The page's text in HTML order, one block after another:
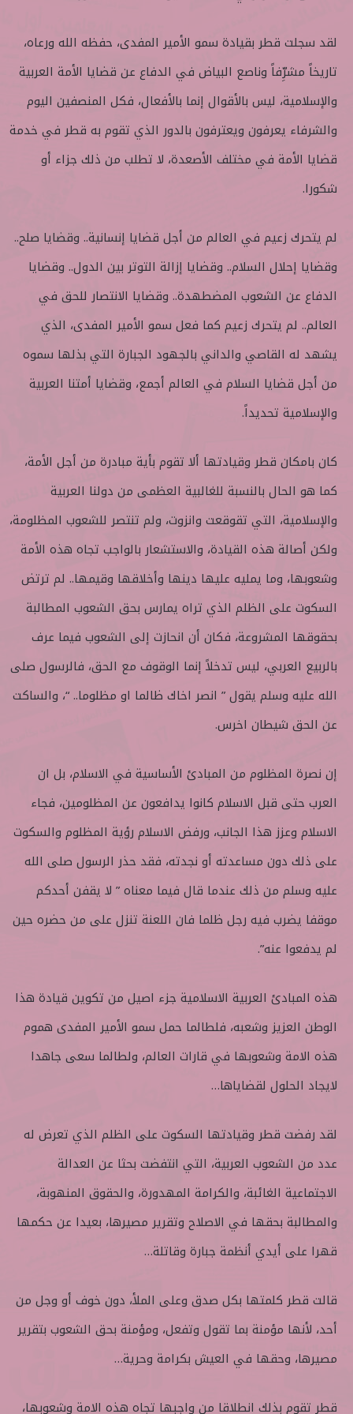
لقد سجلت قطر بقيادة سمو الأمير المفدى، حفظه الله ورعاه،
تاريخاً مشرِّفاً وناصع البياض في الدفاع عن قضايا الأمة العربية
والإسلامية، ليس بالأقوال إنما بالأفعال، فكل المنصفين اليوم
والشرفاء يعرفون ويعترفون بالدور الذي تقوم به قطر في خدمة
قضايا الأمة في مختلف الأصعدة، لا تطلب من ذلك جزاء أو
شكورا.
لم يتحرك زعيم في العالم من أجل قضايا إنسانية.. وقضايا صلح..
وقضايا إحلال السلام.. وقضايا إزالة التوتر بين الدول.. وقضايا
الدفاع عن الشعوب المضطهدة.. وقضايا الانتصار للحق في
العالم.. لم يتحرك زعيم كما فعل سمو الأمير المفدى، الذي
يشهد له القاصي والداني بالجهود الجبارة التي بذلها سموه
من أجل قضايا السلام في العالم أجمع، وقضايا أمتنا العربية
والإسلامية تحديداً.
كان بامكان قطر وقيادتها ألا تقوم بأية مبادرة من أجل الأمة،
كما هو الحال بالنسبة للغالبية العظمى من دولنا العربية
والإسلامية، التي تقوقعت وانزوت، ولم تنتصر للشعوب المظلومة،
ولكن أصالة هذه القيادة، والاستشعار بالواجب تجاه هذه الأمة
وشعوبها، وما يمليه عليها دينها وأخلاقها وقيمها.. لم ترتض
السكوت على الظلم الذي تراه يمارس بحق الشعوب المطالبة
بحقوقها المشروعة، فكان أن انحازت إلى الشعوب فيما عرف
بالربيع العربي، ليس تدخلاً إنما الوقوف مع الحق، فالرسول صلى
الله عليه وسلم يقول ” انصر اخاك ظالما او مظلوما.. “، والساكت
عن الحق شيطان اخرس.
إن نصرة المظلوم من المبادئ الأساسية في الاسلام، بل ان
العرب حتى قبل الاسلام كانوا يدافعون عن المظلومين، فجاء
الاسلام وعزز هذا الجانب، ورفض الاسلام رؤية المظلوم والسكوت
على ذلك دون مساعدته أو نجدته، فقد حذر الرسول صلى الله
عليه وسلم من ذلك عندما قال فيما معناه ” لا يقفن أحدكم
موقفا يضرب فيه رجل ظلما فان اللعنة تنزل على من حضره حين
لم يدفعوا عنه”.
هذه المبادئ العربية الاسلامية جزء اصيل من تكوين قيادة هذا
الوطن العزيز وشعبه، فلطالما حمل سمو الأمير المفدى هموم
هذه الامة وشعوبها في قارات العالم، ولطالما سعى جاهدا
لايجاد الحلول لقضاياها…
لقد رفضت قطر وقيادتها السكوت على الظلم الذي تعرض له
عدد من الشعوب العربية، التي انتفضت بحثا عن العدالة
الاجتماعية الغائبة، والكرامة المهدورة، والحقوق المنهوبة،
والمطالبة بحقها في الاصلاح وتقرير مصيرها، بعيدا عن حكمها
قهرا على أيدي أنظمة جبارة وقاتلة…
قالت قطر كلمتها بكل صدق وعلى الملأ، دون خوف أو وجل من
أحد، لأنها مؤمنة بما تقول وتفعل، ومؤمنة بحق الشعوب بتقرير
مصيرها، وحقها في العيش بكرامة وحرية…
قطر تقوم بذلك انطلاقا من واجبها تجاه هذه الامة وشعوبها،